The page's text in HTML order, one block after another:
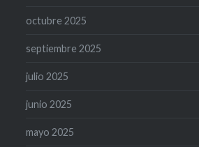
octubre 2025
septiembre 2025
julio 2025
junio 2025
mayo 2025